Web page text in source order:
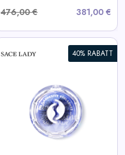
476,00 €
381,00 €
40% RABATT